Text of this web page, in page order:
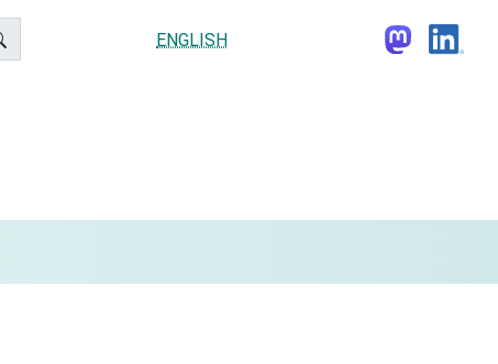
ENGLISH